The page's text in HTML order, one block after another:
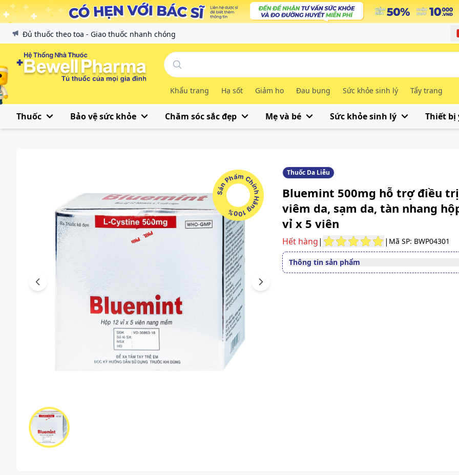
Đủ thuốc theo toa - Giao thuốc nhanh chóng
Khẩu trang Hạ sốt Giảm ho Đau bụng Sức khỏe sinh lý Tẩy trang
Thuốc Bảo vệ sức khỏe Chăm sóc sắc đẹp Mẹ và bé Sức khỏe sinh lý Thiết bị
Sản Phẩm Chính Hãng 100%
Previous Next
Thuốc Da Liễu
Bluemint 500mg hỗ trợ điều trị
viêm da, sạm da, tàn nhang
vỉ x 5 viên
Hết hàng| | Mã SP: BWP04301
Thông tin sản phẩm